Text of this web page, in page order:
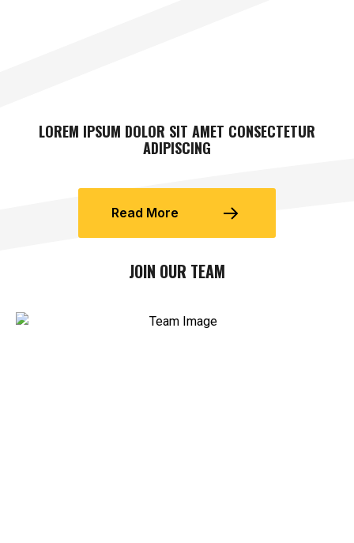
LOREM IPSUM DOLOR SIT AMET CONSECTETUR
ADIPISCING
Read More
JOIN OUR TEAM